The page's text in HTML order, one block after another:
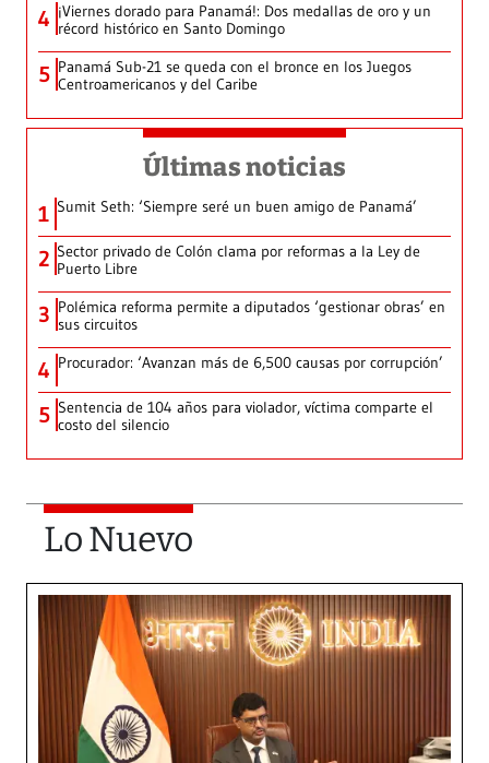
4 ¡Viernes dorado para Panamá!: Dos medallas de oro y un
récord histórico en Santo Domingo
5 Panamá Sub-21 se queda con el bronce en los Juegos
Centroamericanos y del Caribe
Últimas noticias
1 Sumit Seth: ‘Siempre seré un buen amigo de Panamá’
2 Sector privado de Colón clama por reformas a la Ley de
Puerto Libre
3 Polémica reforma permite a diputados ‘gestionar obras’ en
sus circuitos
4 Procurador: ‘Avanzan más de 6,500 causas por corrupción’
5 Sentencia de 104 años para violador, víctima comparte el
costo del silencio
Lo Nuevo